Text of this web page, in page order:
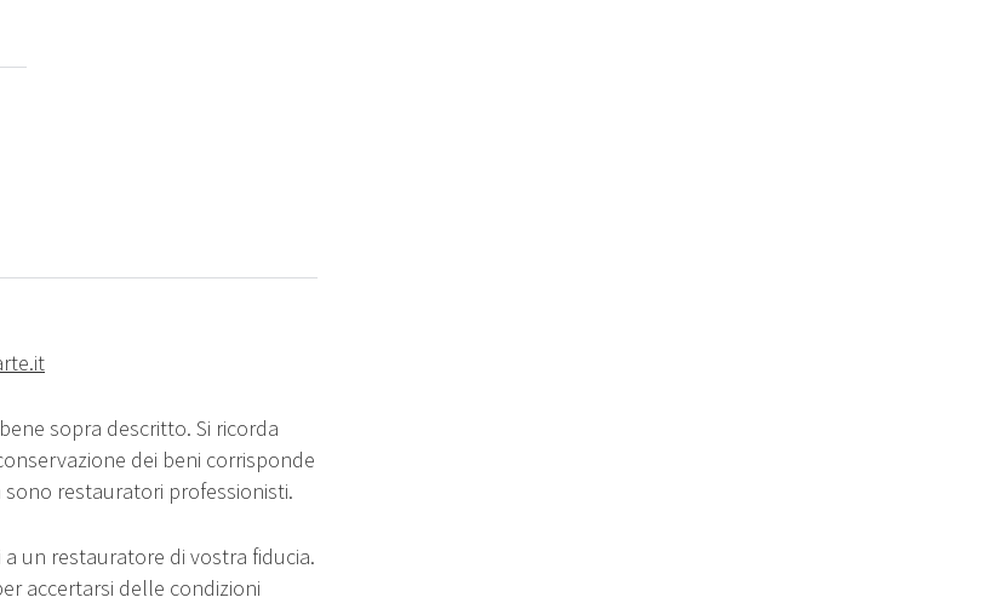
sopra descritto. Si ricorda
dei beni corrisponde
restauratori professionisti.
un restauratore di vostra fiducia.
accertarsi delle condizioni